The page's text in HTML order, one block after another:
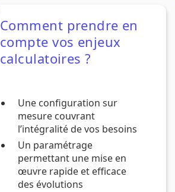
Comment prendre en
compte vos enjeux
calculatoires ?
Une configuration sur
mesure couvrant
l’intégralité de vos besoins
Un paramétrage
permettant une mise en
œuvre rapide et efficace
des évolutions